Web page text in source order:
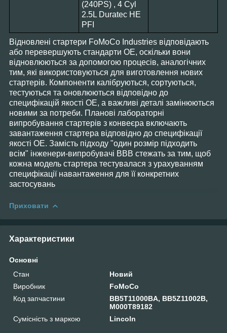
(240PS) , 4 Cyl
2.5L Duratec HE
PFI
Відновлені стартери FoMoCo Industries відповідають
або перевершують стандарти OE, оскільки вони
відновлюються за допомогою процесів, аналогічних
тим, які використовуються для виготовлення нових
стартерів. Компоненти калібруються, сортуються,
тестуються та оновлюються відповідно до
специфікацій якості OE, а важливі деталі замінюються
новими за потреби. Планові лабораторні
випробування стартерів з конвеєра включають
завантаження стартера відповідно до специфікації
якості OE. Замість підходу "один розмір підходить
всім" інженери-випробувачі BBB стежать за тим, щоб
кожна модель стартера тестувалася з урахуванням
специфікації навантаження для її конкретних
застосувань
Приховати
Характеристики
Основні
Стан
Новий
Виробник
FoMoCo
Код запчастини
BB5T11000BA, BB5Z11002B,
M000T89182
Сумісність з маркою
Lincoln